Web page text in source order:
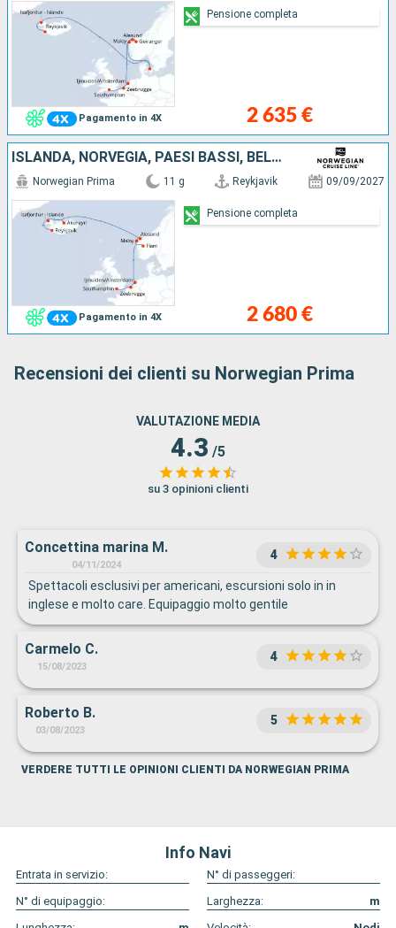
Pagamento in 4X 2 635 €
Pensione completa
ISLANDA, NORVEGIA, PAESI BASSI, BELGIO, REGNO UNITO
Pagamento in 4X
Norwegian Prima 11 g Reykjavik 09/09/2027
2 680 €
Pensione completa
Recensioni dei clienti su Norwegian Prima
VALUTAZIONE MEDIA
4.3 /5
su 3 opinioni clienti
Concettina marina M.
04/11/2024
4
Spettacoli esclusivi per americani, escursioni solo in in
inglese e molto care. Equipaggio molto gentile
Carmelo C.
15/08/2023
4
Roberto B.
03/08/2023
5
VERDERE TUTTI LE OPINIONI CLIENTI DA NORWEGIAN PRIMA
Info Navi
Entrata in servizio:
N° di passeggeri:
N° di equipaggio:
Larghezza:
m